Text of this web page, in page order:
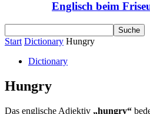
Englisch beim
Start Dictionary Hungry
Dictionary
Hungry
Das englische Adjektiv „hungry“